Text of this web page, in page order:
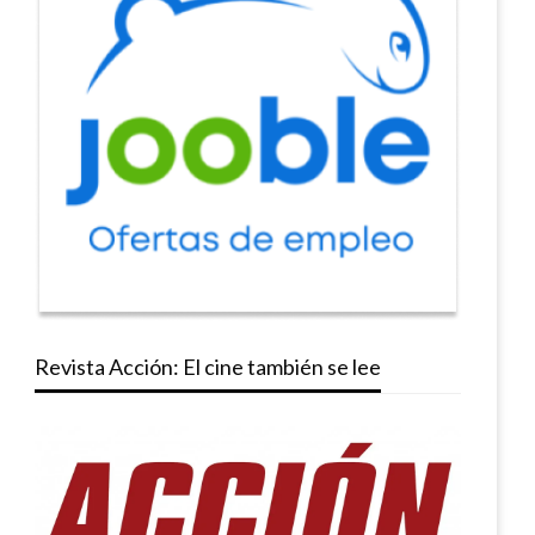
Revista Acción: El cine también se lee